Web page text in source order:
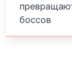
боссов